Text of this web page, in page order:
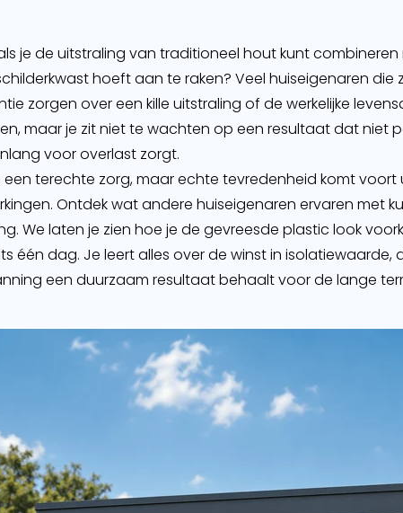
je de uitstraling van traditioneel hout kunt
hoeft aan te raken? Veel huiseigenaren
zorgen over een kille uitstraling of de werkelijke
maar je zit niet te wachten op een resultaat dat niet
voor overlast zorgt.
een terechte zorg, maar echte tevredenheid komt
Ontdek wat andere huiseigenaren ervaren met
We laten je zien hoe je de gevreesde plastic look
één dag. Je leert alles over de winst in
een duurzaam resultaat behaalt voor de lange